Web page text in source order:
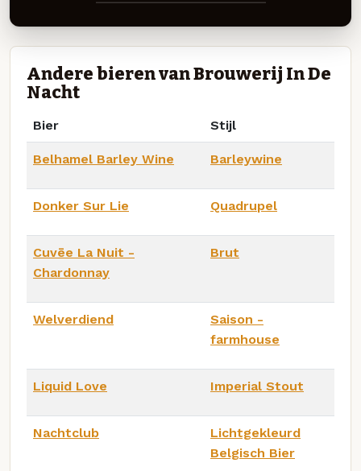
Andere bieren van Brouwerij In De
Nacht
Bier Stijl
Belhamel Barley Wine Barleywine
Donker Sur Lie Quadrupel
Cuvēe La Nuit -
Chardonnay
Brut
Welverdiend
Saison -
farmhouse
Liquid Love Imperial Stout
Nachtclub
Lichtgekleurd
Belgisch Bier